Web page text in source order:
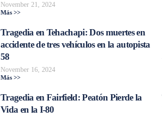
November 21, 2024
Más >>
Tragedia en Tehachapi: Dos muertes en
accidente de tres vehículos en la autopista
58
November 16, 2024
Más >>
Tragedia en Fairfield: Peatón Pierde la
Vida en la I-80